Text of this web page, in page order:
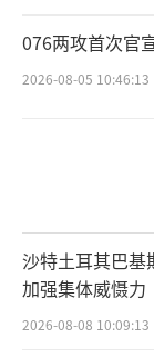
076两攻首次官
2026-08-05 10:46:13
沙特土耳其巴基
加强集体威慑力
2026-08-08 10:09:13